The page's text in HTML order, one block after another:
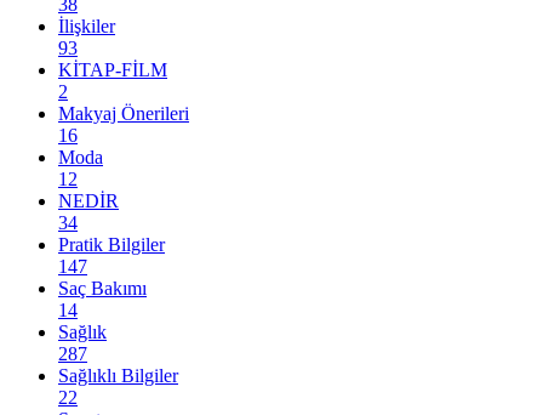
38
İlişkiler
93
KİTAP-FİLM
2
Makyaj Önerileri
16
Moda
12
NEDİR
34
Pratik Bilgiler
147
Saç Bakımı
14
Sağlık
287
Sağlıklı Bilgiler
22